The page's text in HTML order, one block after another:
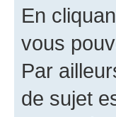
En
vous
Par
de sujet